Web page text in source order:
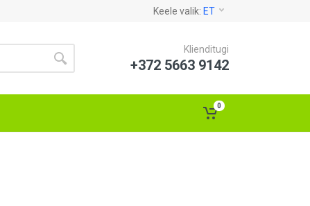
Keele valik: ET
Klienditugi
+372 5663 9142
0